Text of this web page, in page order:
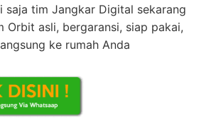
saja tim Jangkar Digital sekarang
Orbit asli, bergaransi, siap pakai,
ke rumah Anda